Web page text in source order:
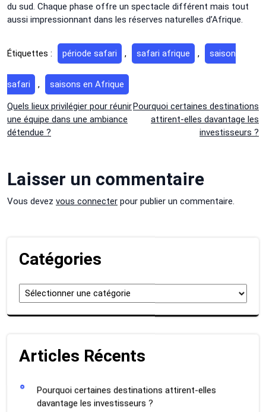
du sud. Chaque phase offre un spectacle différent mais tout
aussi impressionnant dans les réserves naturelles d’Afrique.
Étiquettes : période safari , safari afrique , saison
safari , saisons en Afrique
Navigation
de
Quels lieux privilégier pour réunir
une équipe dans une ambiance
détendue ?
Pourquoi certaines destinations
attirent-elles davantage les
investisseurs ?
Laisser un commentaire
Vous devez vous connecter pour publier un commentaire.
Catégories
Catégories
Articles Récents
Pourquoi certaines destinations attirent-elles
davantage les investisseurs ?